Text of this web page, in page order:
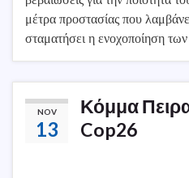
μέτρα προστασίας που
σταματήσει η ενοχοποίηση
NOV
13
Κόμμα
Cop26